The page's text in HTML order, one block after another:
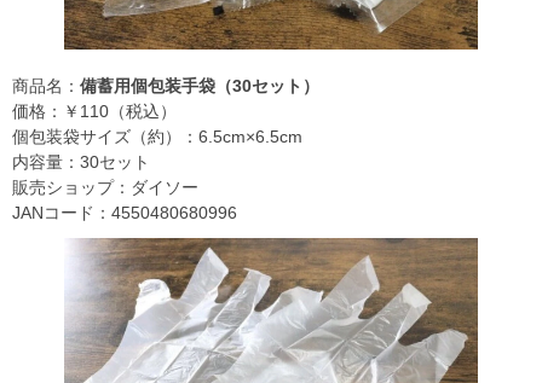
商品名： 備蓄用個包装手袋（30セット）
価格：￥110（税込）
個包装袋サイズ（約）：6.5cm×6.5cm
内容量：30セット
販売ショップ：ダイソー
JANコード：4550480680996